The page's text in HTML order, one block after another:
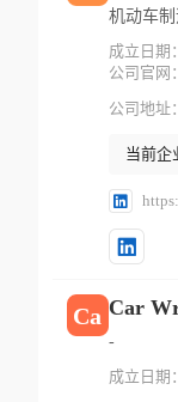
机动车
成立日期：
公司官网：
公司地址：
当前企
Ca Car
-
成立日期：